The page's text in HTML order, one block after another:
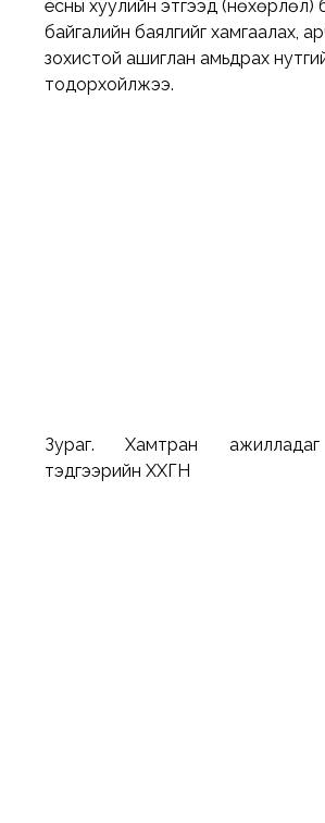
ёсны хуулийн этгээд (нөхөрлөл)
байгалийн баялгийг хамгаалах,
зохистой ашиглан амьдрах
тодорхойлжээ.
Зураг. Хамтран ажилладаг
тэдгээрийн ХХГН